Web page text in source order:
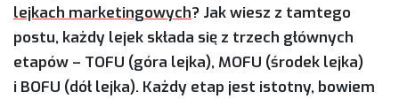
lejkach marketingowych? Jak wiesz z tamtego
postu, każdy lejek składa się z trzech głównych
etapów – TOFU (góra lejka), MOFU (środek lejka)
i BOFU (dół lejka). Każdy etap jest istotny, bowiem